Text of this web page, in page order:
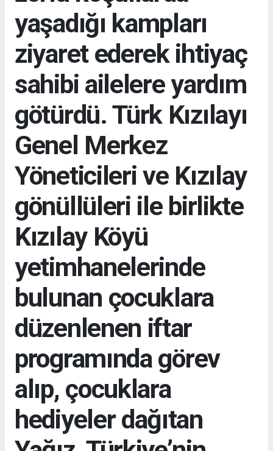
yaşadığı kampları
ziyaret ederek ihtiyaç
sahibi ailelere yardım
götürdü. Türk Kızılayı
Genel Merkez
Yöneticileri ve Kızılay
gönüllüleri ile birlikte
Kızılay Köyü
yetimhanelerinde
bulunan çocuklara
düzenlenen iftar
programında görev
alıp, çocuklara
hediyeler dağıtan